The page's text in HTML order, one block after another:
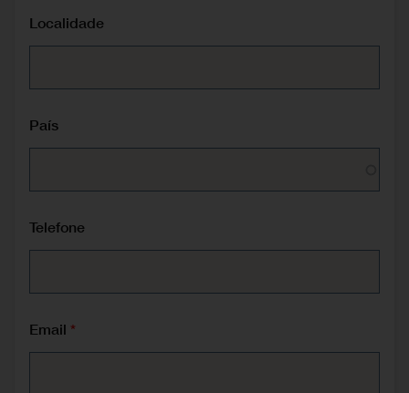
Localidade
País
Telefone
Email